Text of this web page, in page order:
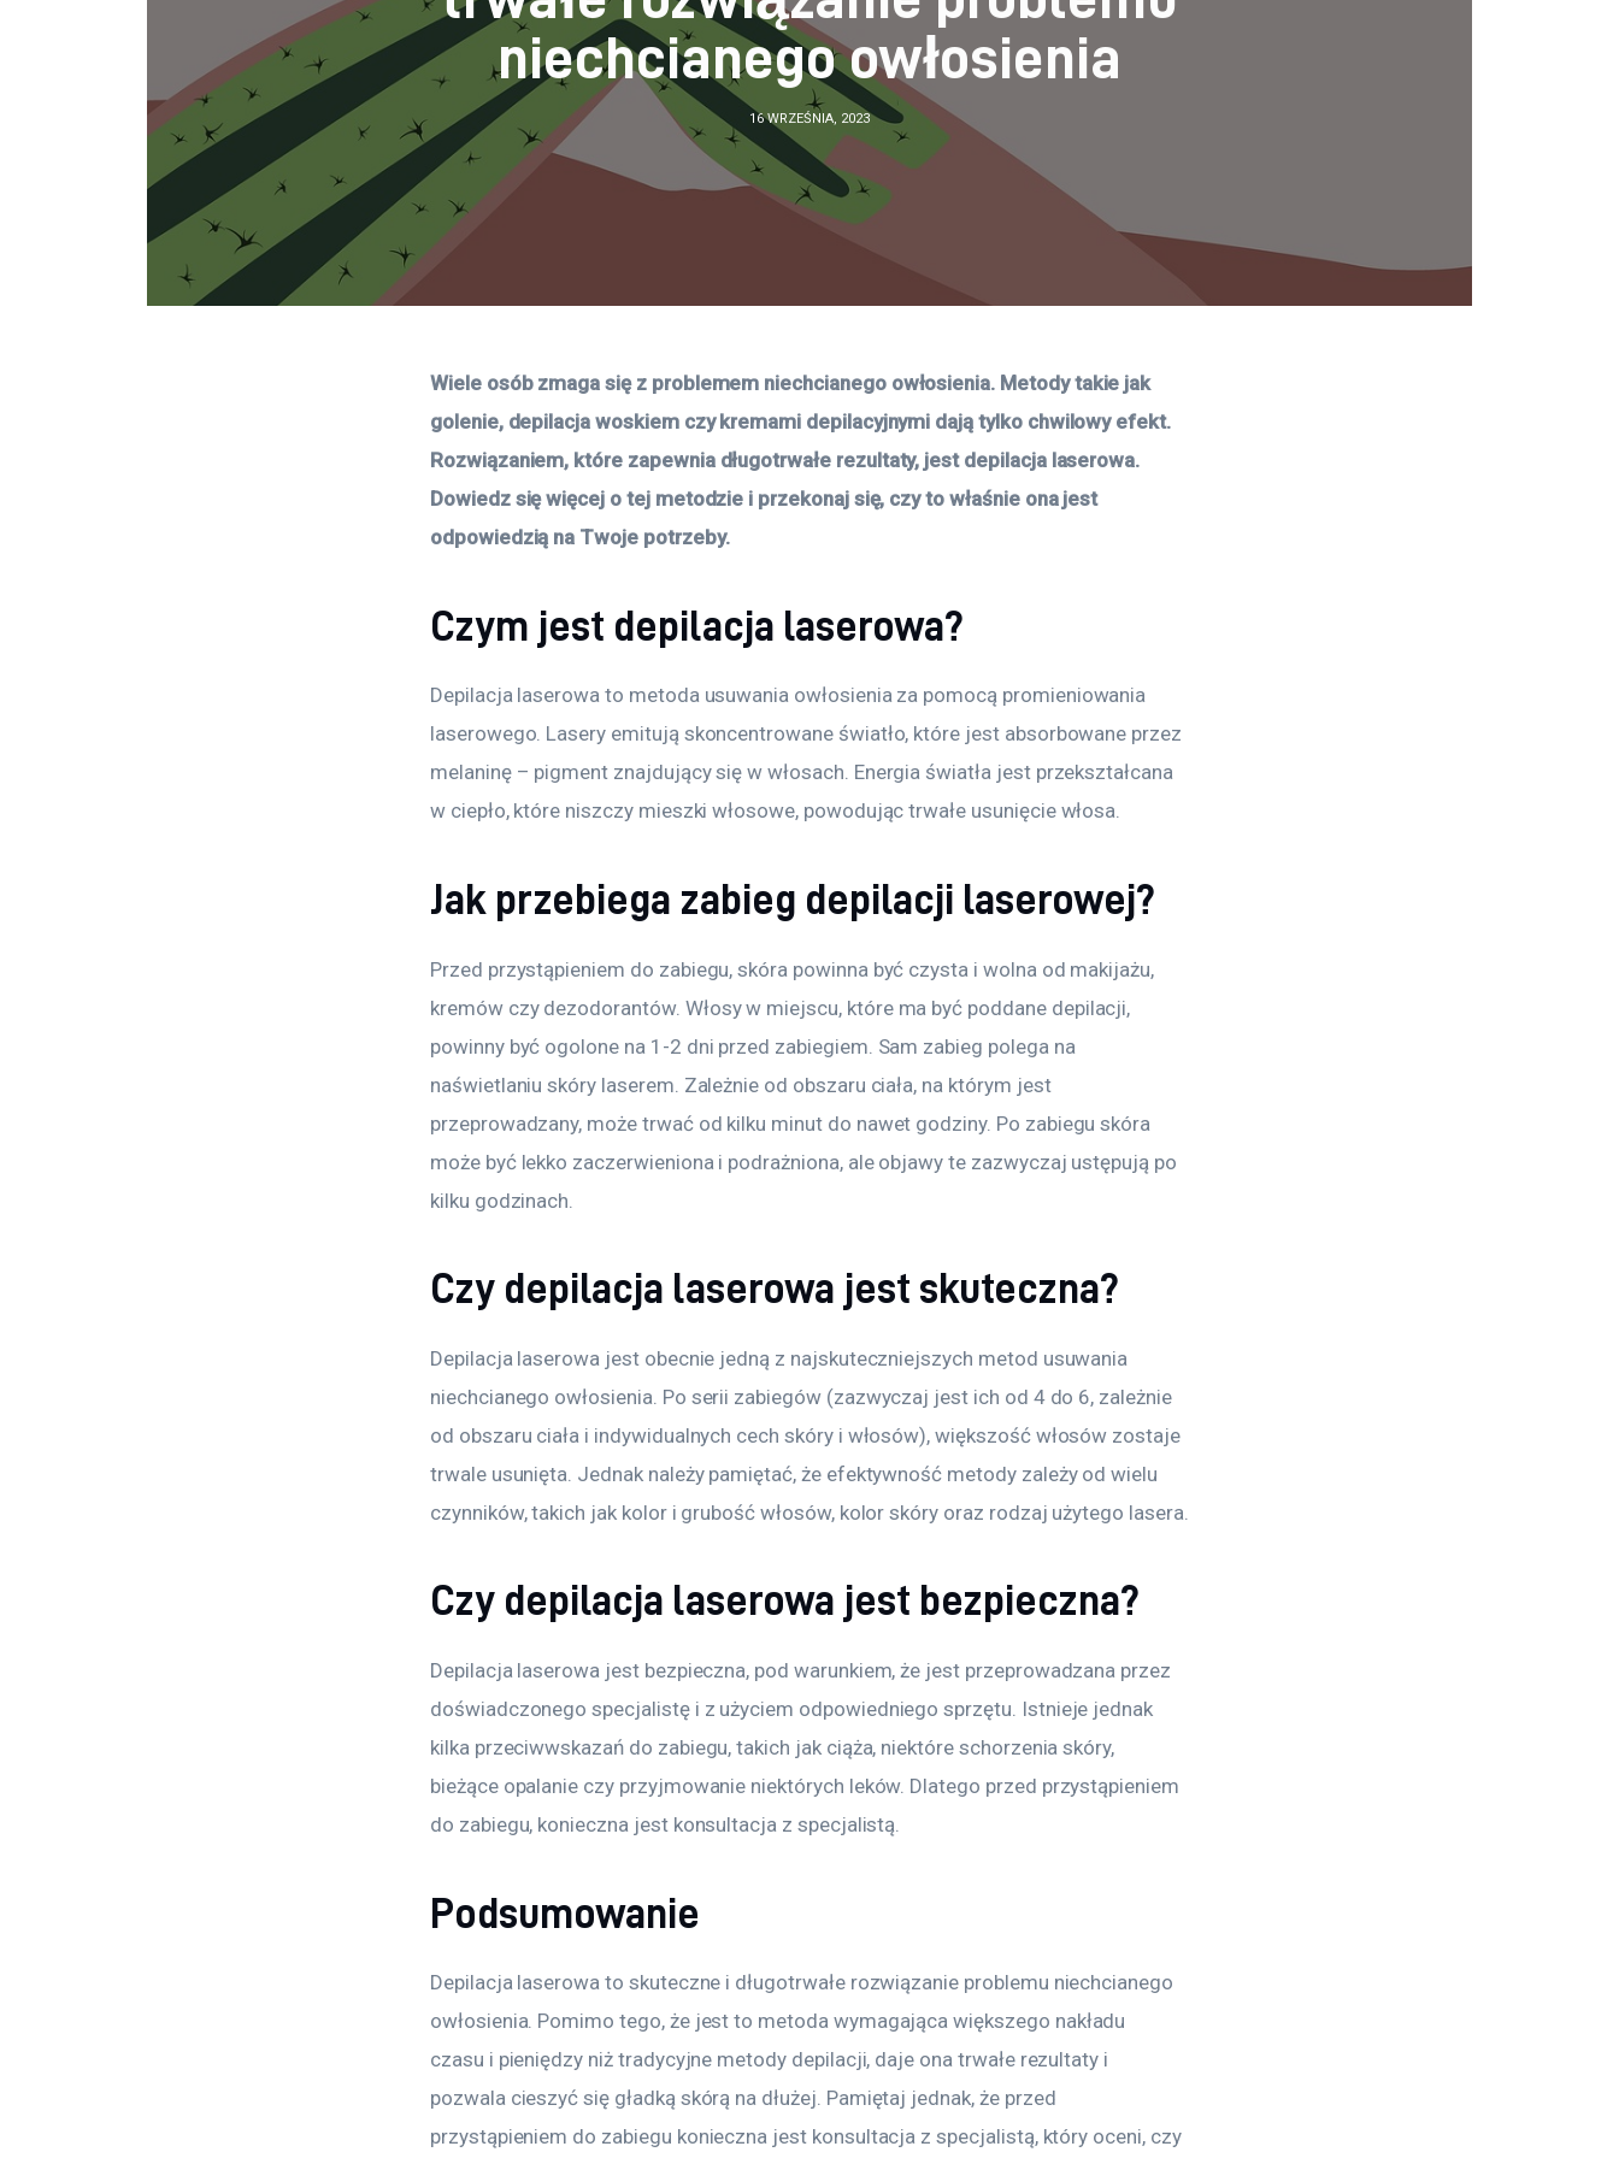
niechcianego owłosienia
16 WRZEŚNIA, 2023
Wiele osób zmaga się z problemem niechcianego owłosienia. Metody takie jak
golenie, depilacja woskiem czy kremami depilacyjnymi dają tylko chwilowy efekt.
Rozwiązaniem, które zapewnia długotrwałe rezultaty, jest depilacja laserowa.
Dowiedz się więcej o tej metodzie i przekonaj się, czy to właśnie ona jest
odpowiedzią na Twoje potrzeby.
Czym jest depilacja laserowa?
Depilacja laserowa to metoda usuwania owłosienia za pomocą promieniowania
laserowego. Lasery emitują skoncentrowane światło, które jest absorbowane przez
melaninę – pigment znajdujący się w włosach. Energia światła jest przekształcana
w ciepło, które niszczy mieszki włosowe, powodując trwałe usunięcie włosa.
Jak przebiega zabieg depilacji laserowej?
Przed przystąpieniem do zabiegu, skóra powinna być czysta i wolna od makijażu,
kremów czy dezodorantów. Włosy w miejscu, które ma być poddane depilacji,
powinny być ogolone na 1-2 dni przed zabiegiem. Sam zabieg polega na
naświetlaniu skóry laserem. Zależnie od obszaru ciała, na którym jest
przeprowadzany, może trwać od kilku minut do nawet godziny. Po zabiegu skóra
może być lekko zaczerwieniona i podrażniona, ale objawy te zazwyczaj ustępują po
kilku godzinach.
Czy depilacja laserowa jest skuteczna?
Depilacja laserowa jest obecnie jedną z najskuteczniejszych metod usuwania
niechcianego owłosienia. Po serii zabiegów (zazwyczaj jest ich od 4 do 6, zależnie
od obszaru ciała i indywidualnych cech skóry i włosów), większość włosów zostaje
trwale usunięta. Jednak należy pamiętać, że efektywność metody zależy od wielu
czynników, takich jak kolor i grubość włosów, kolor skóry oraz rodzaj użytego lasera.
Czy depilacja laserowa jest bezpieczna?
Depilacja laserowa jest bezpieczna, pod warunkiem, że jest przeprowadzana przez
doświadczonego specjalistę i z użyciem odpowiedniego sprzętu. Istnieje jednak
kilka przeciwwskazań do zabiegu, takich jak ciąża, niektóre schorzenia skóry,
bieżące opalanie czy przyjmowanie niektórych leków. Dlatego przed przystąpieniem
do zabiegu, konieczna jest konsultacja z specjalistą.
Podsumowanie
Depilacja laserowa to skuteczne i długotrwałe rozwiązanie problemu niechcianego
owłosienia. Pomimo tego, że jest to metoda wymagająca większego nakładu
czasu i pieniędzy niż tradycyjne metody depilacji, daje ona trwałe rezultaty i
pozwala cieszyć się gładką skórą na dłużej. Pamiętaj jednak, że przed
przystąpieniem do zabiegu konieczna jest konsultacja z specjalistą, który oceni, czy